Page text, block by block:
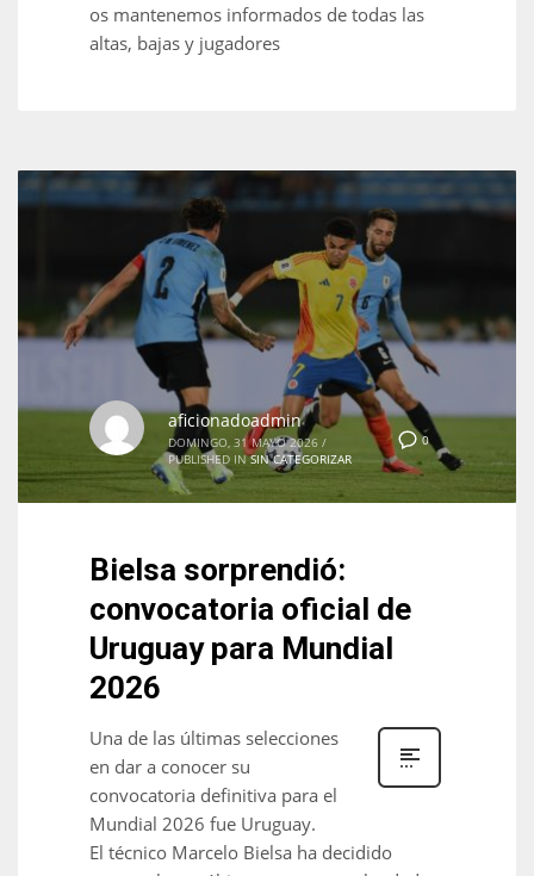
os mantenemos informados de todas las
altas, bajas y jugadores
0
aficionadoadmin
DOMINGO, 31 MAYO 2026 /
PUBLISHED IN SIN CATEGORIZAR
Bielsa sorprendió:
convocatoria oficial de
Uruguay para Mundial
2026
Una de las últimas selecciones
en dar a conocer su
convocatoria definitiva para el
Mundial 2026 fue Uruguay.
El técnico Marcelo Bielsa ha decidido